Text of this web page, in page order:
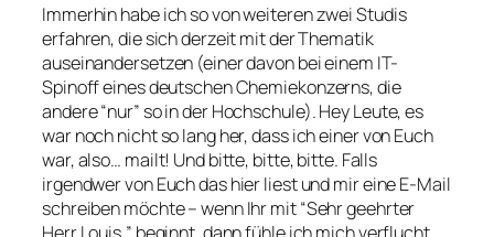
Immerhin habe ich so von weiteren zwei Studis
erfahren, die sich derzeit mit der Thematik
auseinandersetzen (einer davon bei einem IT-
Spinoff eines deutschen Chemiekonzerns, die
andere “nur” so in der Hochschule). Hey Leute, es
war noch nicht so lang her, dass ich einer von Euch
war, also… mailt! Und bitte, bitte, bitte. Falls
irgendwer von Euch das hier liest und mir eine E-Mail
schreiben möchte – wenn Ihr mit “Sehr geehrter
Herr Louis,” beginnt, dann fühle ich mich verflucht